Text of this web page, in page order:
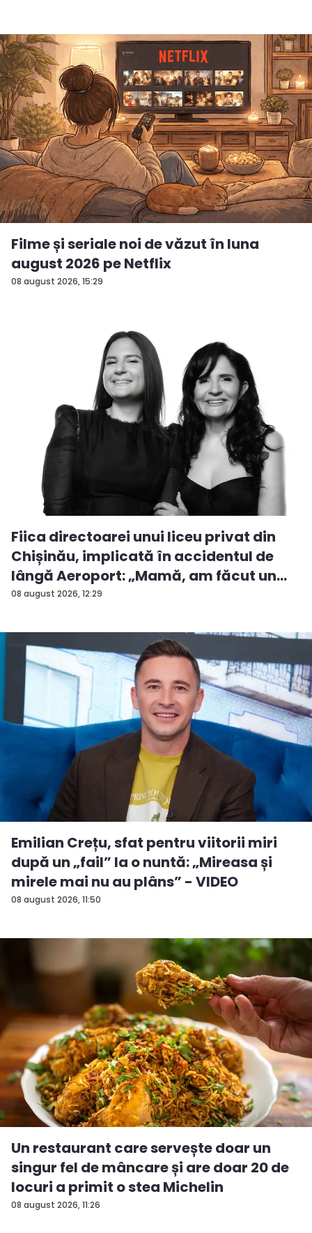
08 august 2026, 15:29
Filme și seriale noi de văzut în luna
august 2026 pe Netflix
08 august 2026, 12:29
Fiica directoarei unui liceu privat din
Chișinău, implicată în accidentul de
lângă Aeroport: „Mamă, am făcut un
ac...
08 august 2026, 11:50
Emilian Crețu, sfat pentru viitorii miri
după un „fail” la o nuntă: „Mireasa și
mirele mai nu au plâns” - VIDEO
08 august 2026, 11:26
Un restaurant care servește doar un
singur fel de mâncare și are doar 20 de
locuri a primit o stea Michelin